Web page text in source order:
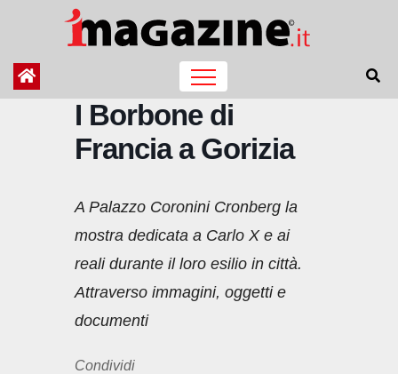
contenuto
I Borbone di
Francia a Gorizia
A Palazzo Coronini Cronberg la
mostra dedicata a Carlo X e ai
reali durante il loro esilio in città.
Attraverso immagini, oggetti e
documenti
Condividi